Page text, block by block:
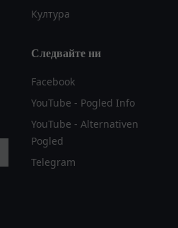
Култура
Следвайте ни
Facebook
YouTube - Pogled Info
YouTube - Alternativen
Pogled
Telegram